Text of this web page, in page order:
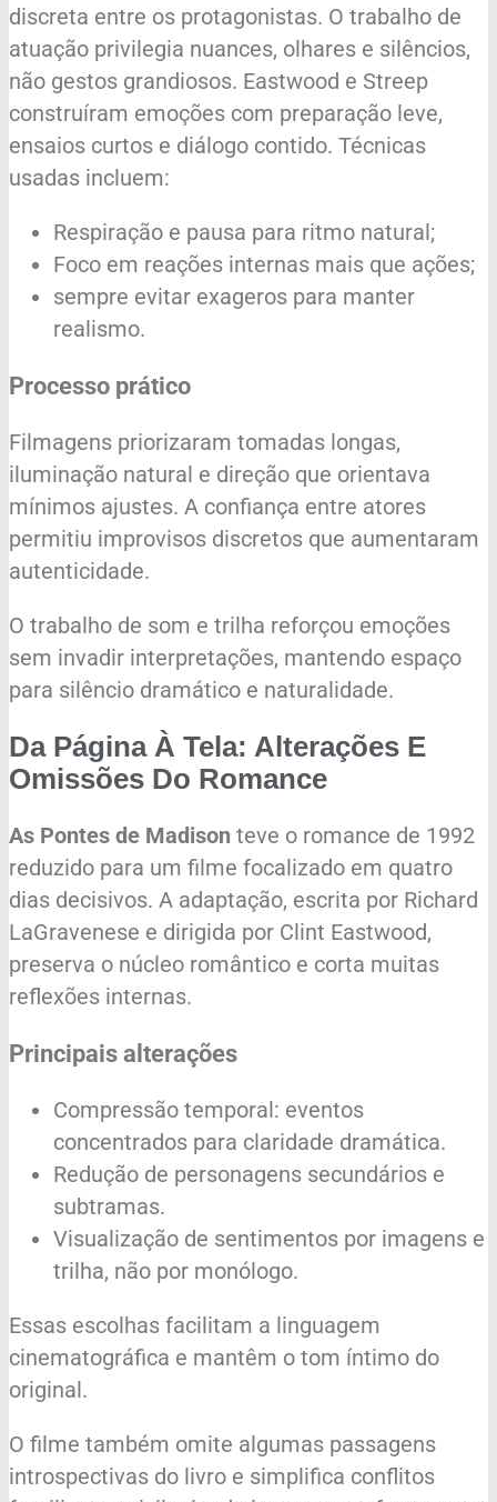
discreta entre os protagonistas. O trabalho de
atuação privilegia nuances, olhares e silêncios,
não gestos grandiosos. Eastwood e Streep
construíram emoções com preparação leve,
ensaios curtos e diálogo contido. Técnicas
usadas incluem:
Respiração e pausa para ritmo natural;
Foco em reações internas mais que ações;
sempre evitar exageros para manter
realismo.
Processo prático
Filmagens priorizaram tomadas longas,
iluminação natural e direção que orientava
mínimos ajustes. A confiança entre atores
permitiu improvisos discretos que aumentaram
autenticidade.
O trabalho de som e trilha reforçou emoções
sem invadir interpretações, mantendo espaço
para silêncio dramático e naturalidade.
Da Página À Tela: Alterações E
Omissões Do Romance
As Pontes de Madison teve o romance de 1992
reduzido para um filme focalizado em quatro
dias decisivos. A adaptação, escrita por Richard
LaGravenese e dirigida por Clint Eastwood,
preserva o núcleo romântico e corta muitas
reflexões internas.
Principais alterações
Compressão temporal: eventos
concentrados para claridade dramática.
Redução de personagens secundários e
subtramas.
Visualização de sentimentos por imagens e
trilha, não por monólogo.
Essas escolhas facilitam a linguagem
cinematográfica e mantêm o tom íntimo do
original.
O filme também omite algumas passagens
introspectivas do livro e simplifica conflitos